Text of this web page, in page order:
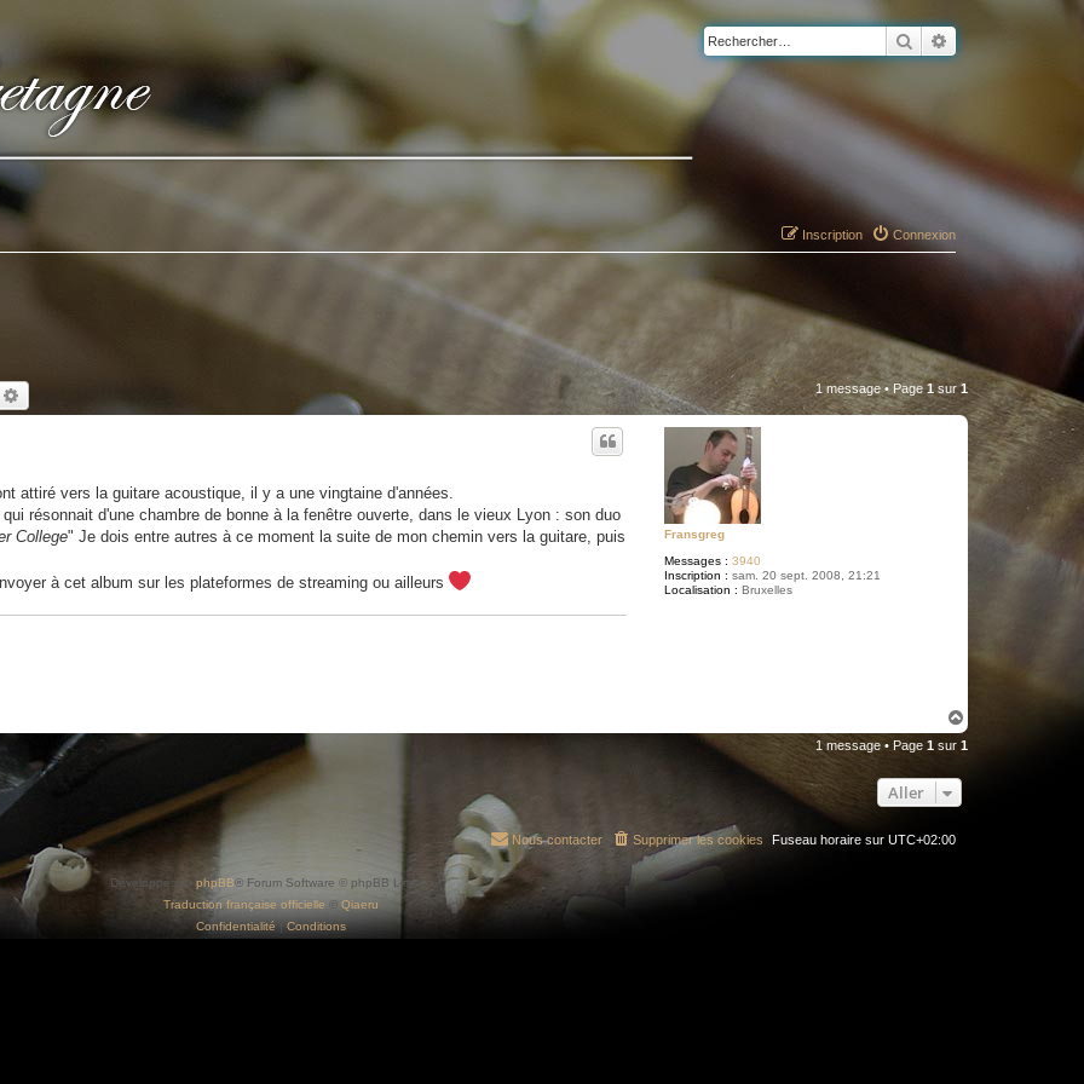
Rechercher
Connexion
Inscription
1 message • Page1 sur1
Fransgreg
Messages : 3940
Inscription : sam. 20 sept. 2008, 21:21
Localisation : Bruxelles
attiré vers la guitare acoustique, il y a une vingtaine d'années.
résonnait d'une chambre de bonne à la fenêtre ouverte, dans le vieux Lyon : son duo
College" Je dois entre autres à ce moment la suite de mon chemin vers la guitare, puis
à cet album sur les plateformes de streaming ou ailleurs
a
u
1 message • Page 1 sur 1
Aller
Fuseau horaire sur UTC+02:00
Supprimer les cookies
Nous contacter
Développé par phpBB® Forum Software © phpBB Limited
Traduction française officielle © Qiaeru
Confidentialité|Conditions